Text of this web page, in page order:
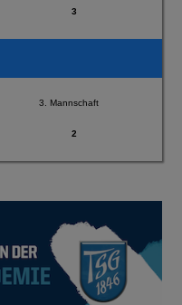
3
3. Mannschaft
2